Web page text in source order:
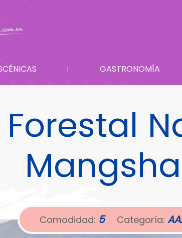
GASTRONOMÍA
Comodidad: 5 Categoría: